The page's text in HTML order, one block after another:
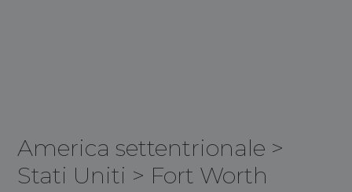
America settentrionale >
Stati Uniti > Fort Worth